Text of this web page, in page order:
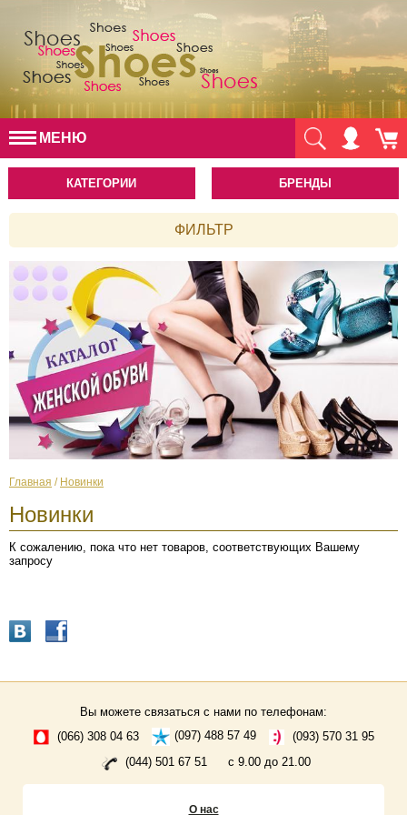
МЕНЮ
КАТЕГОРИИ БРЕНДЫ
ФИЛЬТР
Главная / Новинки
Новинки
К сожалению, пока что нет товаров, соответствующих Вашему
запросу
Вы можете связаться с нами по телефонам:
(066) 308 04 63
(097) 488 57 49
(093) 570 31 95
(044) 501 67 51
с 9.00 до 21.00
О нас